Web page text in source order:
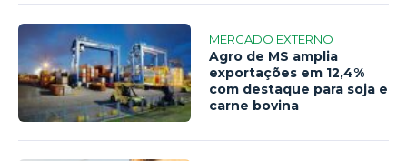
MERCADO EXTERNO
Agro de MS amplia
exportações em 12,4%
com destaque para soja e
carne bovina